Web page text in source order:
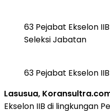
63 Pejabat Ekselon
Seleksi Jabatan
63 Pejabat Ekselon
Lasusua,
Ekselon IIB di lingkungan